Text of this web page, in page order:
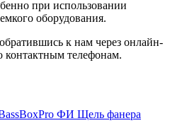
при использовании
оборудования.
обратившись к нам через онлайн-
контактным телефонам.